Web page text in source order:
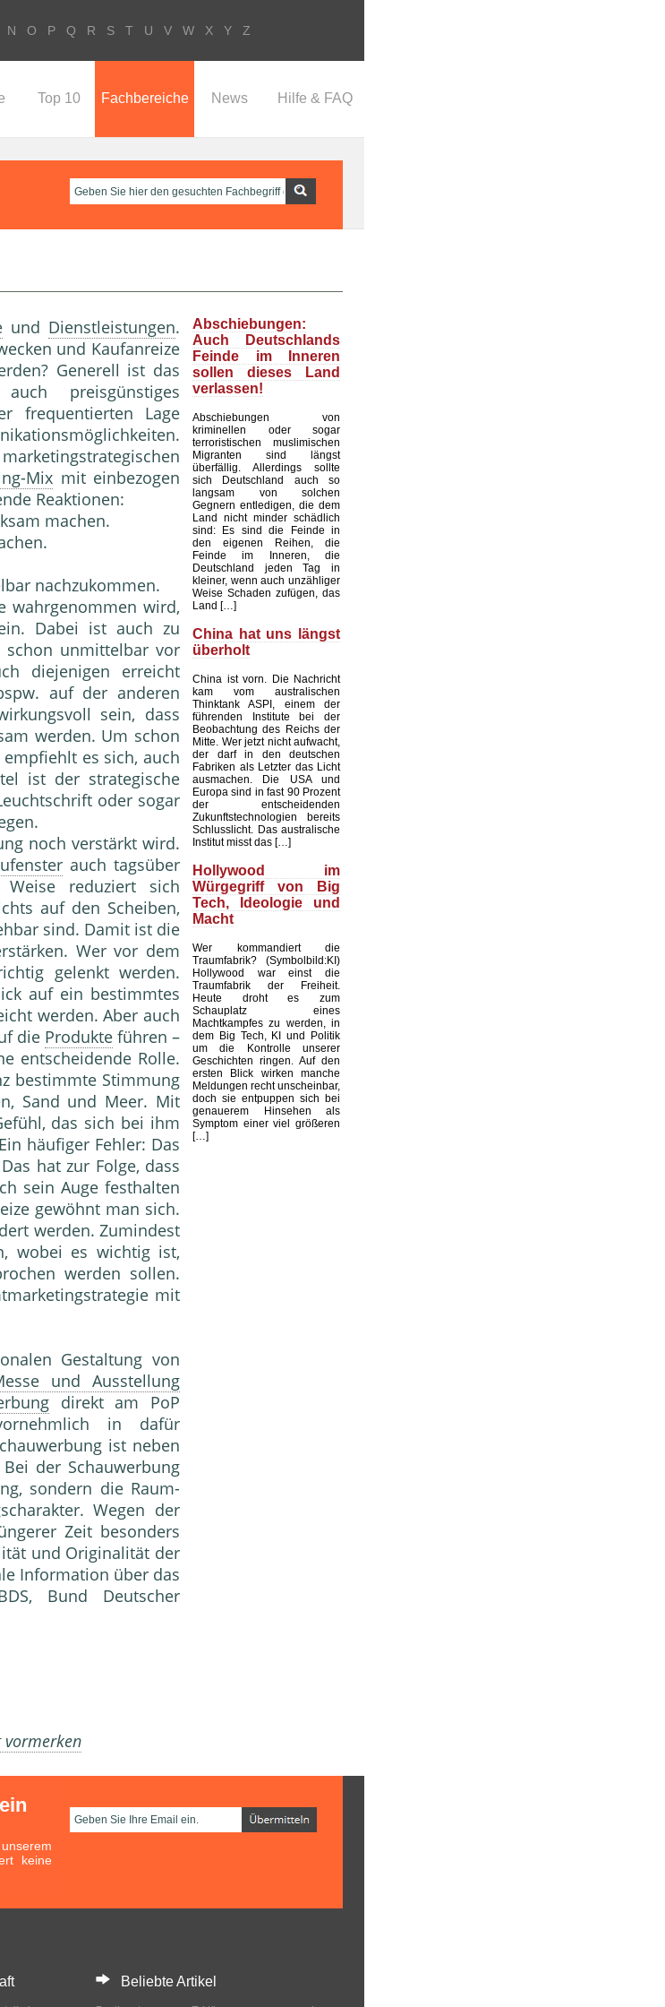
N O P Q R S T U V W X Y Z
Top 10 Fachbereiche News Hilfe & FAQ
und Dienstleistungen.
und Kaufanreize
Generell ist das
preisgünstiges
frequentierten Lage
Mix mit einbezogen
Reaktionen:
machen.
nachzukommen.
wahrgenommen wird,
Dabei ist auch zu
schon unmittelbar vor
diejenigen erreicht
auf der anderen
sein, dass
werden. Um schon
es sich, auch
ist der strategische
oder sogar
noch verstärkt wird.
auch tagsüber
reduziert sich
auf den Scheiben,
sind. Damit ist die
Wer vor dem
gelenkt werden.
auf ein bestimmtes
werden. Aber auch
die Produkte führen –
entscheidende Rolle.
bestimmte Stimmung
Sand und Meer. Mit
das sich bei ihm
häufiger Fehler: Das
hat zur Folge, dass
sein Auge festhalten
gewöhnt man sich.
werden. Zumindest
wobei es wichtig ist,
werden sollen.
mit
Gestaltung von
und Ausstellung
direkt am PoP
in dafür
ist neben
der Schauwerbung
sondern die Raum-
Wegen der
Zeit besonders
und Originalität der
Information über das
Bund Deutscher
vormerken
Abschiebungen:
Auch Deutschlands
Feinde im Inneren
sollen dieses Land
verlassen!
Abschiebungen von
kriminellen oder sogar
terroristischen muslimischen
Migranten sind längst
überfällig. Allerdings sollte
sich Deutschland auch so
langsam von solchen
Gegnern entledigen, die dem
Land nicht minder schädlich
sind: Es sind die Feinde in
den eigenen Reihen, die
Feinde im Inneren, die
Deutschland jeden Tag in
kleiner, wenn auch unzähliger
Weise Schaden zufügen, das
Land […]
China hat uns längst
überholt
China ist vorn. Die Nachricht
kam vom australischen
Thinktank ASPI, einem der
führenden Institute bei der
Beobachtung des Reichs der
Mitte. Wer jetzt nicht aufwacht,
der darf in den deutschen
Fabriken als Letzter das Licht
ausmachen. Die USA und
Europa sind in fast 90 Prozent
der entscheidenden
Zukunftstechnologien bereits
Schlusslicht. Das australische
Institut misst das […]
Hollywood im
Würgegriff von Big
Tech, Ideologie und
Macht
Wer kommandiert die
Traumfabrik? (Symbolbild:KI)
Hollywood war einst die
Traumfabrik der Freiheit.
Heute droht es zum
Schauplatz eines
Machtkampfes zu werden, in
dem Big Tech, KI und Politik
um die Kontrolle unserer
Geschichten ringen. Auf den
ersten Blick wirken manche
Meldungen recht unscheinbar,
doch sie entpuppen sich bei
genauerem Hinsehen als
Symptom einer viel größeren
[…]
keine
Beliebte Artikel